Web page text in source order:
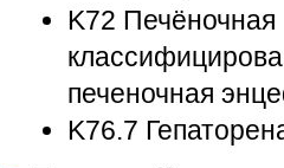
K72 Печёночная
печеночная
K76.7